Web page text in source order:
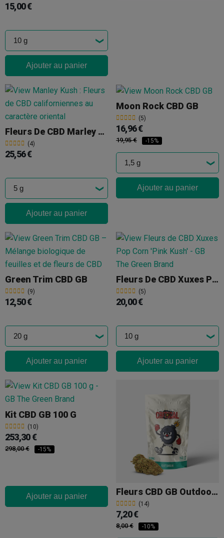
15,00 €
Ajouter au panier
Fleurs De CBD Marley Kush Cocori Kush
(4)
25,56 €
Ajouter au panier
Moon Rock CBD GB
(5)
16,96 €
19,95 € -15%
Ajouter au panier
Green Trim CBD GB
(9)
12,50 €
Ajouter au panier
Fleurs De CBD Xuxes Pop Corn 'Pink Kush'
(5)
20,00 €
Ajouter au panier
Kit CBD GB 100 G
(10)
253,30 €
298,00 € -15%
Ajouter au panier Fleurs CBD GB Outdoor 'Critical +'
(14)
7,20 €
8,00 € -10%